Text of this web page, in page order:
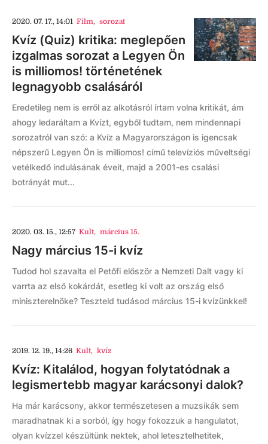
2020. 07. 17., 14:01 Film, sorozat
Kvíz (Quiz) kritika: meglepően
izgalmas sorozat a Legyen Ön
is milliomos! történetének
legnagyobb csalásáról
Eredetileg nem is erről az alkotásról írtam volna kritikát, ám
ahogy ledaráltam a Kvízt, egyből tudtam, nem mindennapi
sorozatról van szó: a Kvíz a Magyarországon is igencsak
népszerű Legyen Ön is milliomos! című televíziós műveltségi
vetélkedő indulásának éveit, majd a 2001-es csalási
botrányát mut...
2020. 03. 15., 12:57 Kult, március 15.
Nagy március 15-i kvíz
Tudod hol szavalta el Petőfi először a Nemzeti Dalt vagy ki
varrta az első kokárdát, esetleg ki volt az ország első
miniszterelnöke? Teszteld tudásod március 15-i kvízünkkel!
2019. 12. 19., 14:26 Kult, kvíz
Kvíz: Kitalálod, hogyan folytatódnak a
legismertebb magyar karácsonyi dalok?
Ha már karácsony, akkor természetesen a muzsikák sem
maradhatnak ki a sorból, így hogy fokozzuk a hangulatot,
olyan kvízzel készültünk nektek, ahol letesztelhetitek,